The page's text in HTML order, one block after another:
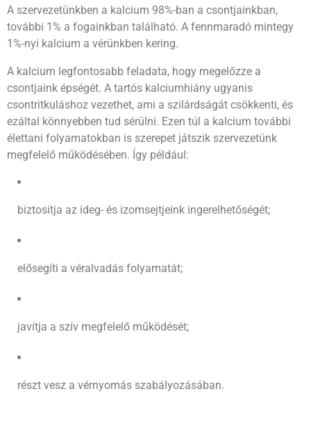
A szervezetünkben a kalcium 98%-ban a csontjainkban,
további 1% a fogainkban található. A fennmaradó mintegy
1%-nyi kalcium a vérünkben kering.
A kalcium legfontosabb feladata, hogy megelőzze a
csontjaink épségét. A tartós kalciumhiány ugyanis
csontritkuláshoz vezethet, ami a szilárdságát csökkenti, és
ezáltal könnyebben tud sérülni. Ezen túl a kalcium további
élettani folyamatokban is szerepet játszik szervezetünk
megfelelő működésében. Így például:
biztosítja az ideg- és izomsejtjeink ingerelhetőségét;
elősegíti a véralvadás folyamatát;
javítja a szív megfelelő működését;
részt vesz a vérnyomás szabályozásában.